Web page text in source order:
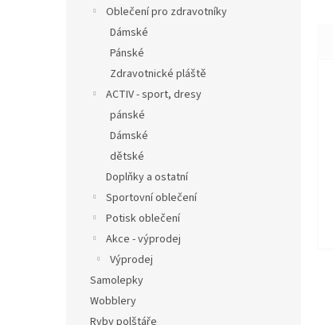
Oblečení pro zdravotníky
Dámské
Pánské
Zdravotnické pláště
ACTIV - sport, dresy
pánské
Dámské
dětské
Doplňky a ostatní
Sportovní oblečení
Potisk oblečení
Akce - výprodej
Výprodej
Samolepky
Wobblery
Ryby polštáře